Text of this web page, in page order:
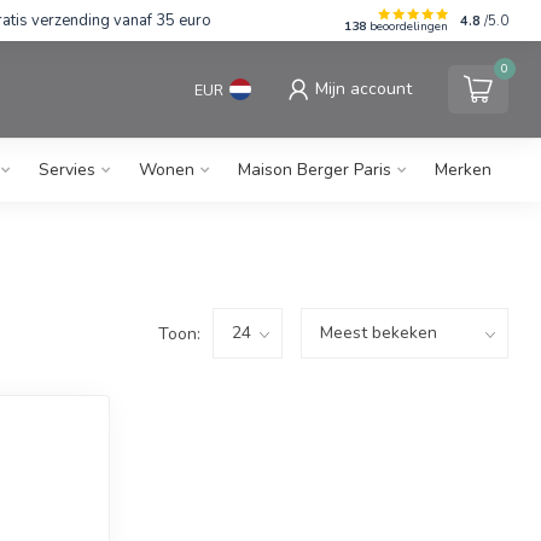
vanaf 35 euro ⭐⭐⭐⭐⭐ Wij scoren
138 beoordelingen 4.8 /5.0
EUR Mijn account
0
Servies Wonen Maison Berger Paris Merken
Toon: